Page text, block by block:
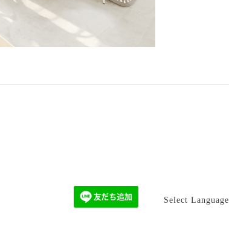
Select Language